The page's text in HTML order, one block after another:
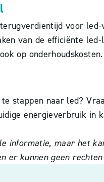
voor
van de efficiënte
op onderhoudskosten.
stappen naar led?
energieverbruik
informatie, maar het
er kunnen geen